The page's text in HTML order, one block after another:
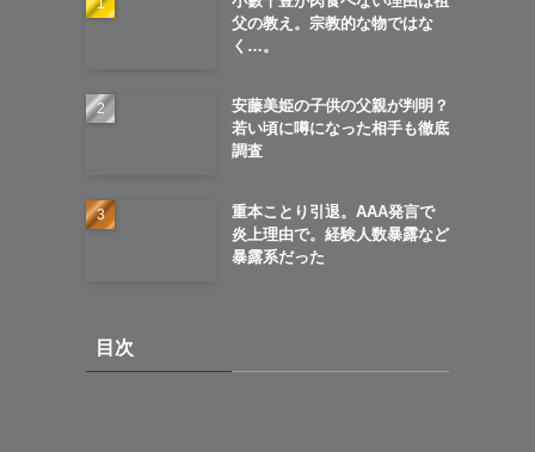
父の教え。宗教的な物ではな
く…。
安藤美姫の子供の父親が判明？
若い頃に噂になった相手も徹底
調査
重本ことり引退。AAA発言で
炎上理由で。経験人数暴露など
暴露系だった
目次